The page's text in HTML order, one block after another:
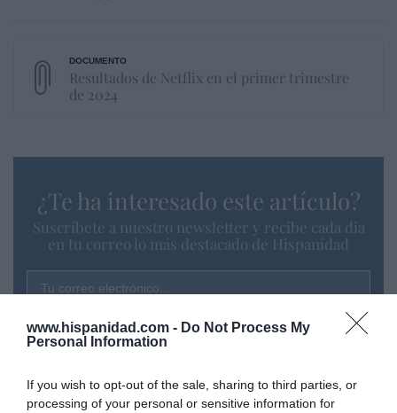
www.hispanidad.com - Do Not Process My
Personal Information
If you wish to opt-out of the sale, sharing to third parties, or
processing of your personal or sensitive information for
Resultados de Netflix en el primer trimestre
de 2024
¿Te ha interesado este artículo?
Suscríbete a nuestro newsletter y recibe cada dia
en tu correo lo más destacado de Hispanidad
Tu correo electrónico...